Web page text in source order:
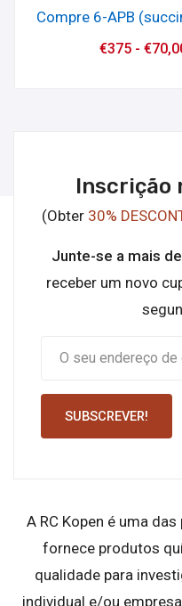
Compre 6-APB
€375 -€
Inscrição
(Obter 30%
Junte-se a mais
receber um novo
SUBSCREVER!
A RC Kopen é uma
fornece produtos
qualidade para
individual e/ou